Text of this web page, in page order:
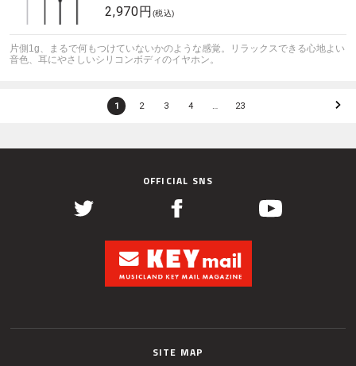
2,970円 (税込)
片側1g、まるで何もつけていないかのような感覚。リラックスできる心地よい
音色、耳にやさしいシリコンボディのイヤホン。
1 2 3 4 … 23
OFFICIAL SNS
SITE MAP